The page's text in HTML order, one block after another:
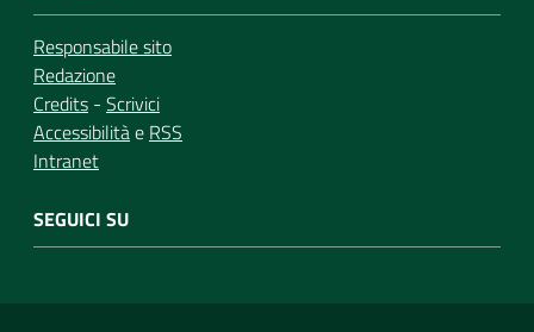
Responsabile sito
Redazione
Credits - Scrivici
Accessibilitàe RSS
Intranet
SEGUICI SU